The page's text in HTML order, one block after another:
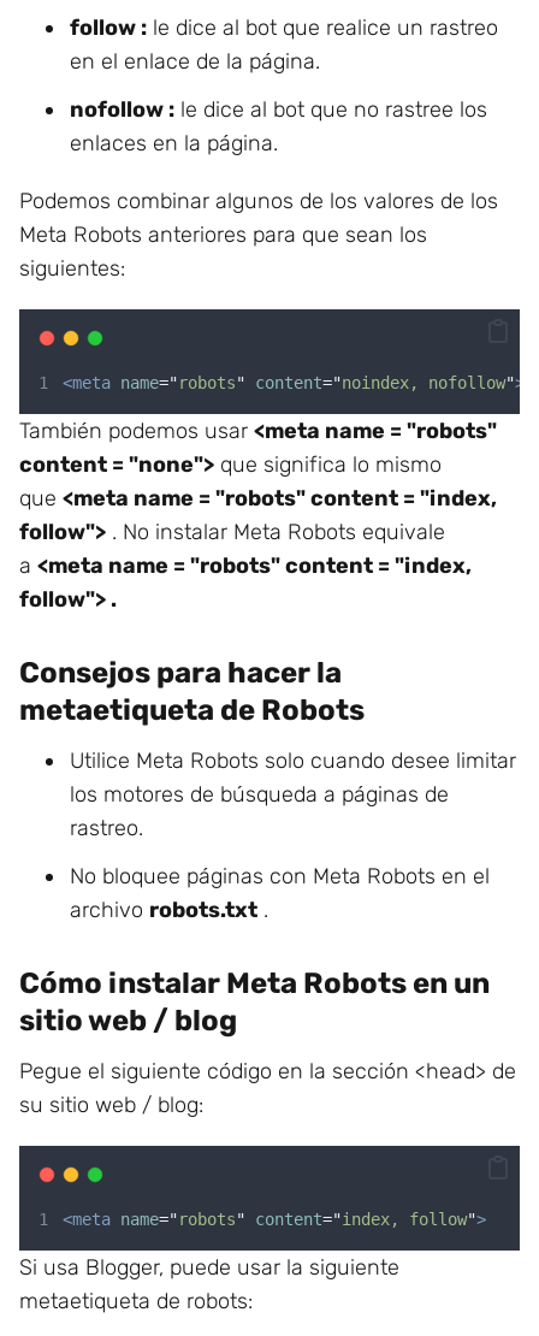
follow : le dice al bot que realice un rastreo
en el enlace de la página.
nofollow : le dice al bot que no rastree los
enlaces en la página.
Podemos combinar algunos de los valores de los
Meta Robots anteriores para que sean los
siguientes:
<meta name="robots" content="noindex, nofollow">
También podemos usar <meta name = "robots"
content = "none"> que significa lo mismo
que <meta name = "robots" content = "index,
follow"> . No instalar Meta Robots equivale
a <meta name = "robots" content = "index,
follow"> .
Consejos para hacer la
metaetiqueta de Robots
Utilice Meta Robots solo cuando desee limitar
los motores de búsqueda a páginas de
rastreo.
No bloquee páginas con Meta Robots en el
archivo robots.txt .
Cómo instalar Meta Robots en un
sitio web / blog
Pegue el siguiente código en la sección <head> de
su sitio web / blog:
<meta name="robots" content="index, follow">
Si usa Blogger, puede usar la siguiente
metaetiqueta de robots: